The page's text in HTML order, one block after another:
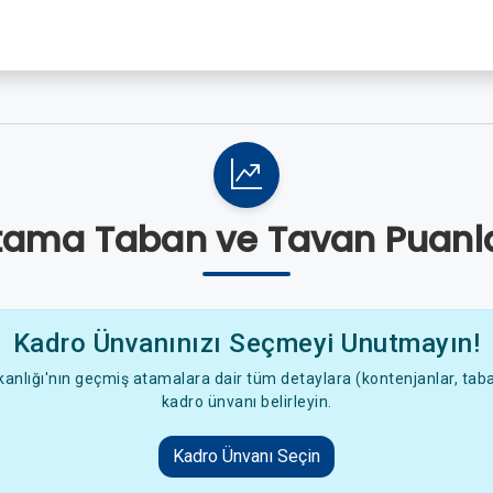
Taban ve Tavan
Kadro Ünvanınızı Seçmeyi Unutmayın!
geçmiş atamalara dair tüm detaylara (kontenjanlar,
kadro ünvanı belirleyin.
Kadro Ünvanı Seçin